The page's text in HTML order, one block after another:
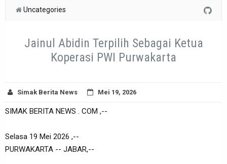
Uncategories
Jainul Abidin Terpilih Sebagai Ketua
Koperasi PWI Purwakarta
Simak Berita News Mei 19, 2026
SIMAK BERITA NEWS . COM ,--
Selasa 19 Mei 2026 ,--
PURWAKARTA -- JABAR,--